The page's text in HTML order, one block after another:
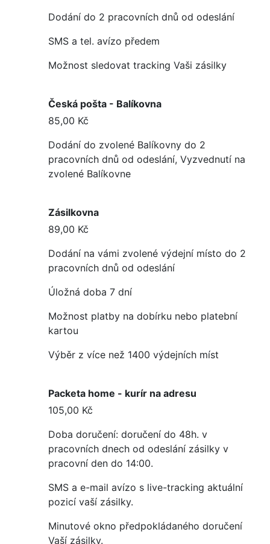
Dodání do 2 pracovních dnů od odeslání
SMS a tel. avízo předem
Možnost sledovat tracking Vaši zásilky
Česká pošta - Balíkovna
85,00 Kč
Dodání do zvolené Balíkovny do 2
pracovních dnů od odeslání, Vyzvednutí na
zvolené Balíkovne
Zásilkovna
89,00 Kč
Dodání na vámi zvolené výdejní místo do 2
pracovních dnů od odeslání
Úložná doba 7 dní
Možnost platby na dobírku nebo platební
kartou
Výběr z více než 1400 výdejních míst
Packeta home - kurír na adresu
105,00 Kč
Doba doručení: doručení do 48h. v
pracovních dnech od odeslání zásilky v
pracovní den do 14:00.
SMS a e-mail avízo s live-tracking aktuální
pozicí vaší zásilky.
Minutové okno předpokládaného doručení
Vaší zásilky.